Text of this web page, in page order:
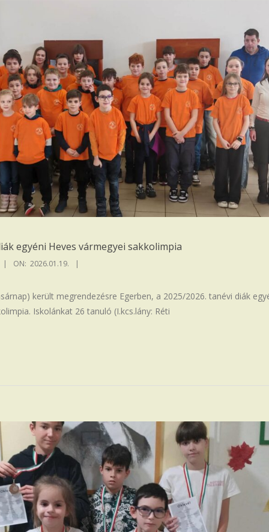
egyéni Heves vármegyei sakkolimpia
ON: 2026.01.19.
került megrendezésre Egerben, a 2025/2026. tanévi diák
Iskolánkat 26 tanuló (I.kcs.lány: Réti